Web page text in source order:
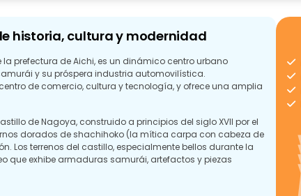
historia, cultura y modernidad
prefectura de Aichi, es un dinámico centro urbano
y su próspera industria automovilística.
de comercio, cultura y tecnología, y ofrece una amplia
de Nagoya, construido a principios del siglo XVII por el
dorados de shachihoko (la mítica carpa con cabeza de
Los terrenos del castillo, especialmente bellos durante la
que exhibe armaduras samurái, artefactos y piezas